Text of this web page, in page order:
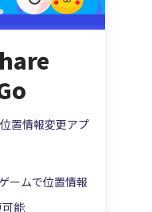
クの位置情報を偽
iPadでモンスト
方
ームおすすめ6選
で位置情報を偽装
モンgoをチート
装アプリトップ5
情報をずらす方法
履歴の確認と削除
をごまかす方法
おすすめ3選！
介
置情報変更
？すぐ位置情報を
置情報変更アプ
ームで位置情報
能